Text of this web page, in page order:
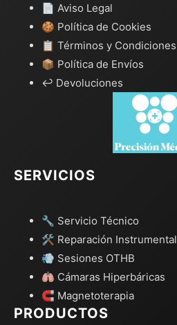
📄 Aviso Legal
🍪 Política de Cookies
📋 Términos y Condiciones
📦 Política de Envíos
↩️ Devoluciones
SERVICIOS
🔧 Servicio Técnico
🛠️ Reparación Instrumental
💨 Sesiones OTHB
🫁 Cámaras Hiperbáricas
🧲 Magnetoterapia
PRODUCTOS